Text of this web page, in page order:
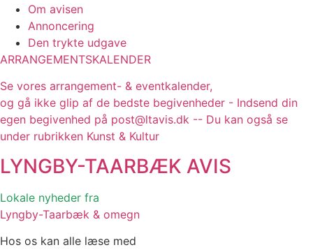
Om avisen
Annoncering
Den trykte udgave
ARRANGEMENTSKALENDER
Se vores arrangement- & eventkalender,
og gå ikke glip af de bedste begivenheder - Indsend din
egen begivenhed på post@ltavis.dk -- Du kan også se
under rubrikken Kunst & Kultur
LYNGBY-TAARBÆK AVIS
Lokale nyheder fra
Lyngby-Taarbæk & omegn
Hos os kan alle læse med